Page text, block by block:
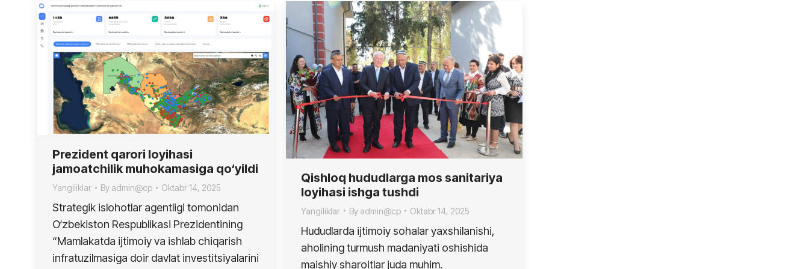
Prezident qarori loyihasi
jamoatchilik muhokamasiga qo‘yildi
Yangiliklar By admin@cp Oktabr 14, 2025
Strategik islohotlar agentligi tomonidan
O‘zbekiston Respublikasi Prezidentining
“Mamlakatda ijtimoiy va ishlab chiqarish
infratuzilmasiga doir davlat investitsiyalarini
Qishloq hududlarga mos sanitariya
loyihasi ishga tushdi
Yangiliklar By admin@cp Oktabr 14, 2025
Hududlarda ijtimoiy sohalar yaxshilanishi,
aholining turmush madaniyati oshishida
maishiy sharoitlar juda muhim.